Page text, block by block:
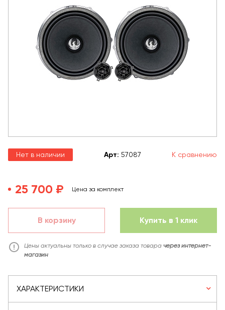
Нет в наличии Арт: 57087 К сравнению
25 700 ₽ Цена за комплект
В корзину Купить в 1 клик
Цены актуальны только в случае заказа товара через интернет-
магазин
ХАРАКТЕРИСТИКИ